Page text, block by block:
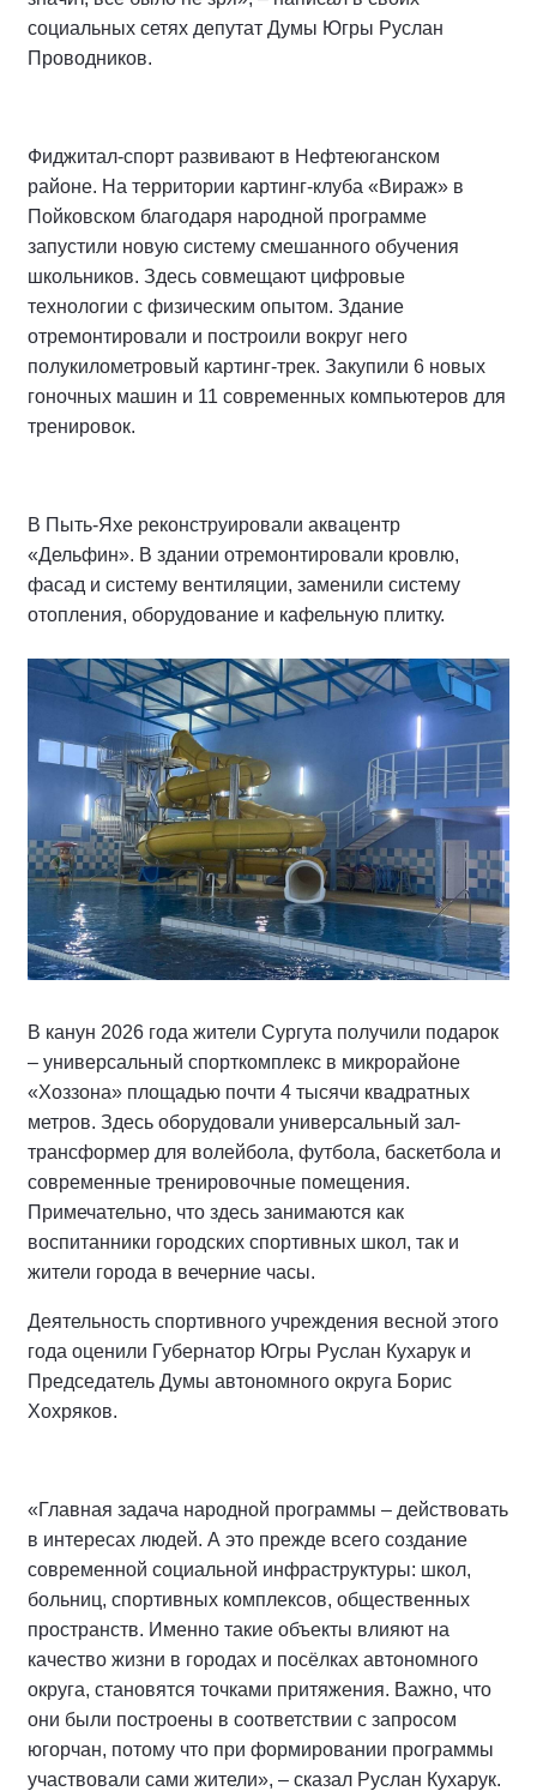
социальных сетях депутат Думы Югры Руслан
Проводников.
Фиджитал-спорт развивают в Нефтеюганском
районе. На территории картинг-клуба «Вираж» в
Пойковском благодаря народной программе
запустили новую систему смешанного обучения
школьников. Здесь совмещают цифровые
технологии с физическим опытом. Здание
отремонтировали и построили вокруг него
полукилометровый картинг-трек. Закупили 6 новых
гоночных машин и 11 современных компьютеров для
тренировок.
В Пыть-Яхе реконструировали аквацентр
«Дельфин». В здании отремонтировали кровлю,
фасад и систему вентиляции, заменили систему
отопления, оборудование и кафельную плитку.
В канун 2026 года жители Сургута получили подарок
– универсальный спорткомплекс в микрорайоне
«Хоззона» площадью почти 4 тысячи квадратных
метров. Здесь оборудовали универсальный зал-
трансформер для волейбола, футбола, баскетбола и
современные тренировочные помещения.
Примечательно, что здесь занимаются как
воспитанники городских спортивных школ, так и
жители города в вечерние часы.
Деятельность спортивного учреждения весной этого
года оценили Губернатор Югры Руслан Кухарук и
Председатель Думы автономного округа Борис
Хохряков.
«Главная задача народной программы – действовать
в интересах людей. А это прежде всего создание
современной социальной инфраструктуры: школ,
больниц, спортивных комплексов, общественных
пространств. Именно такие объекты влияют на
качество жизни в городах и посёлках автономного
округа, становятся точками притяжения. Важно, что
они были построены в соответствии с запросом
югорчан, потому что при формировании программы
участвовали сами жители», – сказал Руслан Кухарук.